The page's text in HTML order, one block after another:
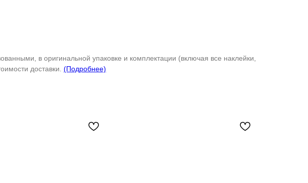
в оригинальной упаковке и комплектации (включая все наклейки,
доставки. (Подробнее)